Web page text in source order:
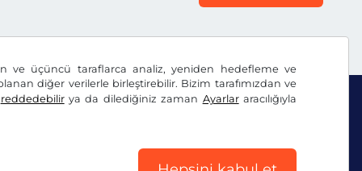
ve üçüncü taraflarca analiz, yeniden hedefleme ve
diğer verilerle birleştirebilir. Bizim tarafımızdan ve
reddedebilirya da dilediğiniz zaman Ayarlararacılığıyla